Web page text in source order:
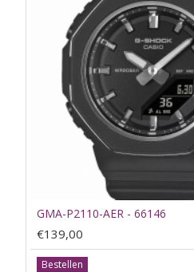
GMA-P2110-AER - 66146
€139,00
Bestellen